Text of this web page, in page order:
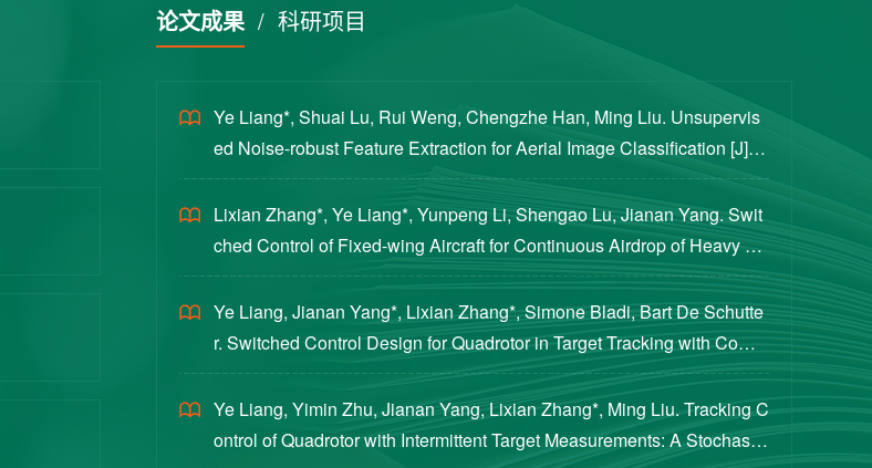
论文成果/ 科研项目
Ye Liang*, Shuai Lu, Rui Weng, Chengzhe Han, Ming Liu. Unsupervis
ed Noise-robust Feature Extraction for Aerial Image Classification [J]. S
cience China Technological Sciences, 2020, 63(8): 1406-1415...
Lixian Zhang*, Ye Liang*, Yunpeng Li, Shengao Lu, Jianan Yang. Swit
ched Control of Fixed-wing Aircraft for Continuous Airdrop of Heavy Pa
yloads [J]. Journal of Guidance, Control, and Dynamics, 2023...
Ye Liang, Jianan Yang*, Lixian Zhang*, Simone Bladi, Bart De Schutte
r. Switched Control Design for Quadrotor in Target Tracking with Compl
ex Intermittent Measurements [J]. Journal of Guidance, Cont...
Ye Liang, Yimin Zhu, Jianan Yang, Lixian Zhang*, Ming Liu. Tracking C
ontrol of Quadrotor with Intermittent Target Measurements: A Stochastic